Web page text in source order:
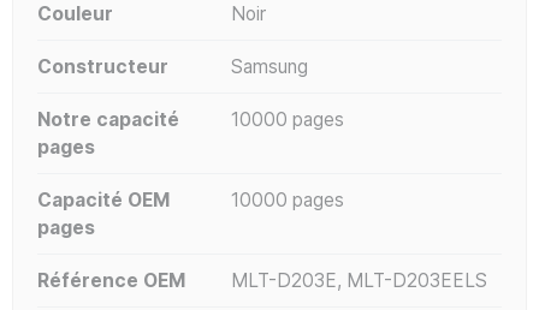
Couleur Noir
Constructeur Samsung
Notre capacité
pages
10000 pages
Capacité OEM
pages
10000 pages
Référence OEM MLT-D203E, MLT-D203EELS